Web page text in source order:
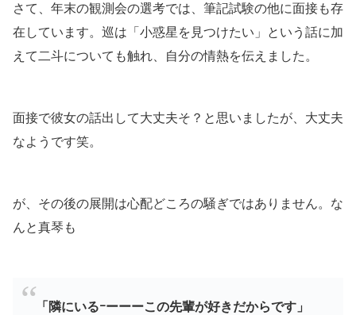
さて、年末の観測会の選考では、筆記試験の他に面接も存
在しています。巡は「小惑星を見つけたい」という話に加
えて二斗についても触れ、自分の情熱を伝えました。
面接で彼女の話出して大丈夫そ？と思いましたが、大丈夫
なようです笑。
が、その後の展開は心配どころの騒ぎではありません。な
んと真琴も
「隣にいるｰーーーこの先輩が好きだからです」